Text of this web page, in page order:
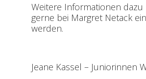
Weitere Informationen
gerne bei Margret Netack
werden.
Jeane Kassel – Juniorinnen